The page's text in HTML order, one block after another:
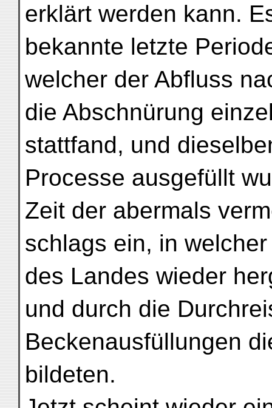
erklärt werden kann.
bekannte letzte
welcher der Abfluss
die Abschnürung
stattfand, und
Processe ausgefüllt
Zeit der abermals
schlags ein, in
des Landes wieder
und durch die
Beckenausfüllungen
bildeten.